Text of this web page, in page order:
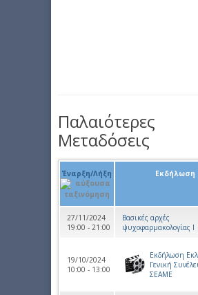
Παλαιότερες
Μεταδόσεις
Έναρξη/Λήξη Εκδήλωση
27/11/2024
19:00 - 21:00
Βασικές αρχές
ψυχοφαρμακολογίας Ι
19/10/2024
10:00 - 13:00
Εκδήλωση
Γενική
ΣΕΑΜΕ